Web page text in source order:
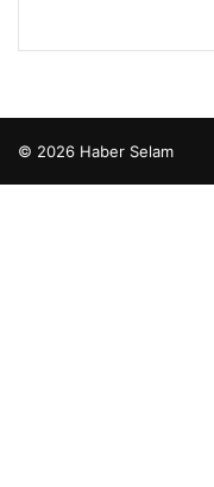
© 2026 Haber Selam